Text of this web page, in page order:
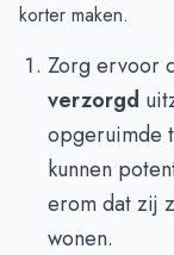
korter maken.
Zorg ervoor
verzorgd
opgeruimde
kunnen
erom dat zij
wonen.